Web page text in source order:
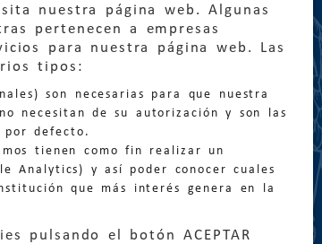
nuestra página web. Algunas
pertenecen a empresas
para nuestra página web. Las
tipos:
son necesarias para que nuestra
necesitan de su autorización y son las
por defecto.
tienen como fin realizar un
Analytics) y así poder conocer cuales
que más interés genera en la
pulsando el botón ACEPTAR
210/ 976 399 354